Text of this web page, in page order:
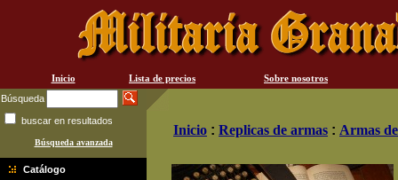
Inicio Lista de precios
Sobre nosotros
Búsqueda
buscar en resultados
Búsqueda avanzada
Catálogo
Inicio : Replicas de armas : Armas